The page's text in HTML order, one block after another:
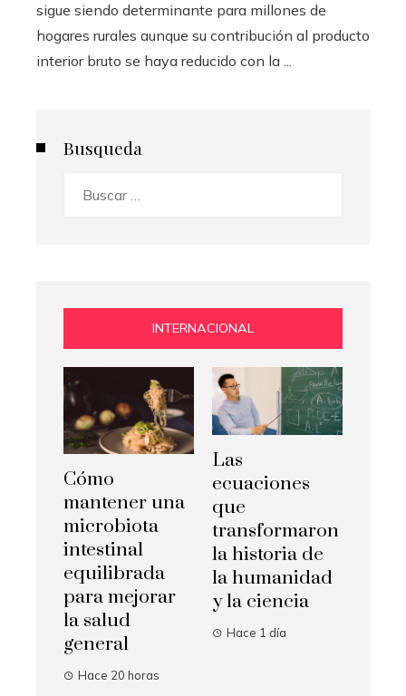
sigue siendo determinante para millones de
hogares rurales aunque su contribución al producto
interior bruto se haya reducido con la ...
Busqueda
INTERNACIONAL
Cómo
mantener una
microbiota
intestinal
equilibrada
para mejorar
la salud
general
Hace 20 horas
Las
ecuaciones
que
transformaron
la historia de
la humanidad
y la ciencia
Hace 1 día